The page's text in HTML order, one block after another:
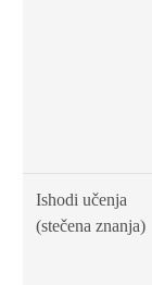
Ishodi učenja
(stečena znanja)